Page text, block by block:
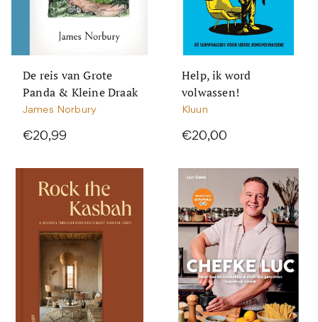
De reis van Grote
Panda & Kleine Draak
James Norbury
€20,99
Help, ik word
volwassen!
Kluun
€20,00